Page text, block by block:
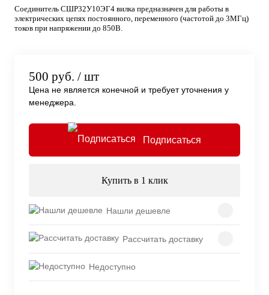
Соединитель СШР32У10ЭГ4 вилка предназначен для работы в
электрических цепях постоянного, переменного (частотой до 3МГц)
токов при напряжении до 850В.
500 руб. / шт
Цена не является конечной и требует уточнения у
менеджера.
Подписаться
Купить в 1 клик
Нашли дешевле
Рассчитать доставку
Недоступно